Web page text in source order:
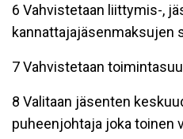
6 Vahvistetaan liittymis-,
kannattajajäsenmaksujen
7 Vahvistetaan
8 Valitaan jäsenten
puheenjohtaja joka toinen